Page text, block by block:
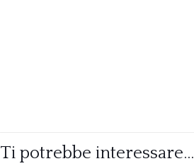
Ti potrebbe interessare…